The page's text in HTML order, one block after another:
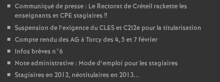
Communiqué de presse : Le Rectorat de Créteil rackette les
enseignants etCPE stagiaires !!
Suspension de l’exigence duCLESet C2I2e pour la titularisation
Compte rendu des AG à Torcy des 4, 5 et 7 février
Infos brèves n°6
Note administrative : Mode d’emploi pour les stagiaires
Stagiaires en 2012, néotitulaires en 2013...